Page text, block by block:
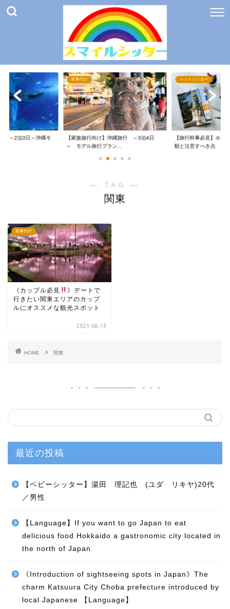
】～2泊3日～沖縄モ
家事代行
【家族旅行向け】沖縄旅行 ～3泊4日
～ モデル旅行プラン...
ペットシッター
【旅行幹事必見】ホ
順と注意すべき点
― TAG ―
関東
家事代行
《カップル必見
》デートで
行きたい関東エリアのカップ
ルにオススメな観光スポット
2021-06-13
HOME 関東
最近の投稿
【ベビーシッター】湯田 理記也 (ユダ リキヤ)20代
／男性
【Language】If you want to go Japan to eat
delicious food Hokkaido a gastronomic city located in
the north of Japan
《Introduction of sightseeing spots in Japan》The
charm Katsuura City Choba prefecture introduced by
local Japanese 【Language】